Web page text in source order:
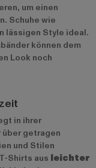
um einen
Schuhe wie
lässigen Style ideal.
können dem
Look noch
in ihrer
getragen
und Stilen
Shirts aus leichter